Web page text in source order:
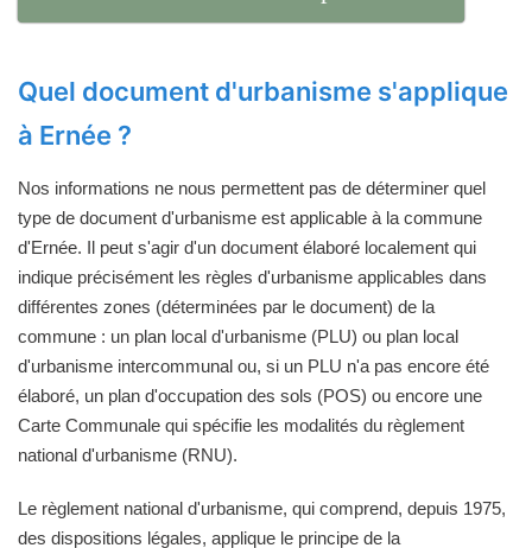
Quel document d'urbanisme s'applique
à Ernée ?
Nos informations ne nous permettent pas de déterminer quel
type de document d'urbanisme est applicable à la commune
d'Ernée. Il peut s'agir d'un document élaboré localement qui
indique précisément les règles d'urbanisme applicables dans
différentes zones (déterminées par le document) de la
commune : un plan local d'urbanisme (PLU) ou plan local
d'urbanisme intercommunal ou, si un PLU n'a pas encore été
élaboré, un plan d'occupation des sols (POS) ou encore une
Carte Communale qui spécifie les modalités du règlement
national d'urbanisme (RNU).
Le règlement national d'urbanisme, qui comprend, depuis 1975,
des dispositions légales, applique le principe de la